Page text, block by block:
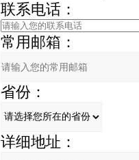
联系电话：
常用邮箱：
省份：
详细地址：